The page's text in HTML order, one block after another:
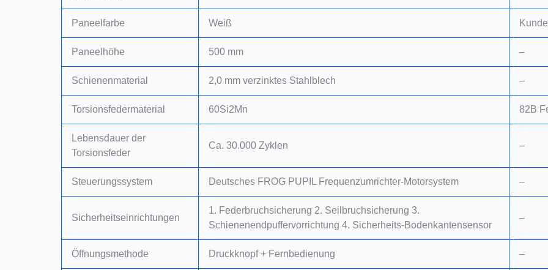
Paneelfarbe Weiß
Paneelhöhe 500 mm –
Schienenmaterial 2,0 mm verzinktes Stahlblech –
Torsionsfedermaterial 60Si2Mn 82B
Lebensdauer der
Torsionsfeder
Ca. 30.000 Zyklen –
Steuerungssystem Deutsches FROG PUPIL Frequenzumrichter-Motorsystem –
Sicherheitseinrichtungen
1. Federbruchsicherung 2. Seilbruchsicherung 3.
Schienenendpuffervorrichtung 4. Sicherheits-Bodenkantensensor
–
Öffnungsmethode Druckknopf + Fernbedienung –